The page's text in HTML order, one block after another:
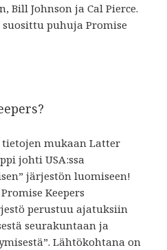
Bill Johnson ja Cal Pierce.
suosittu puhuja Promise
mukaan Latter
johti USA:ssa
järjestön luomiseen!
Keepers
perustuu ajatuksiin
seurakuntaan ja
Lähtökohtana on